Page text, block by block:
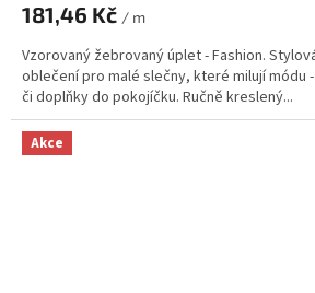
181,46 Kč / m
Vzorovaný žebrovaný úplet - Fashion.
oblečení pro malé slečny, které milují módu
či doplňky do pokojíčku. Ručně kreslený...
Akce